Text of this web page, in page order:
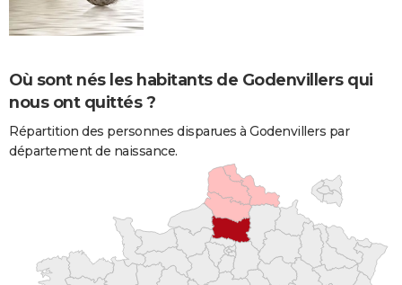
Où sont nés les habitants de Godenvillers qui
nous ont quittés ?
Répartition des personnes disparues à Godenvillers par
département de naissance.